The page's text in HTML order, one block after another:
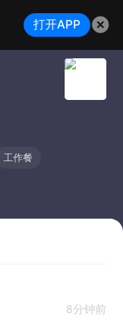
工作餐
8分钟前
打开APP